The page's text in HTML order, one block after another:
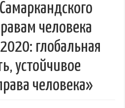
человека
глобальная
устойчивое
человека»